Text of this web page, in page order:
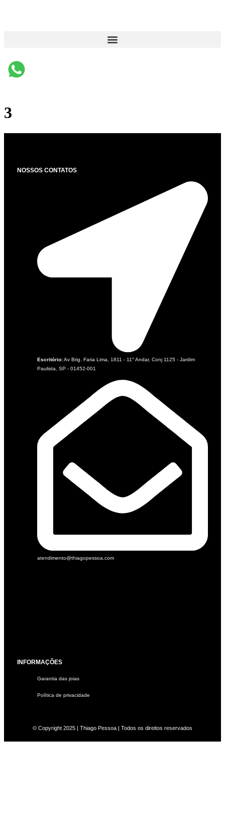
3
NOSSOS CONTATOS
Escritório:Av Brig. Faria Lima, 1811 - 11° Andar, Conj 1125 - Jardim
Paulista, SP - 01452-001
atendimento@thiagopessoa.com
INFORMAÇÕES
Garantia das joias
Política de privacidade
© Copyright 2025 | Thiago Pessoa | Todos os direitos reservados